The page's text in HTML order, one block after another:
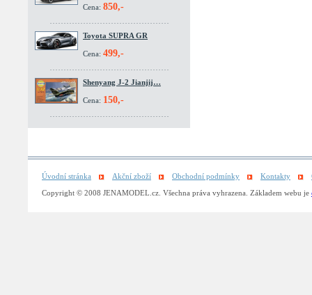
Cena: 850,-
Toyota SUPRA GR
Cena: 499,-
Shenyang J-2 Jianjij…
Cena: 150,-
Úvodní stránka Akční zboží Obchodní podmínky Kontakty
Copyright © 2008 JENAMODEL.cz. Všechna práva vyhrazena. Základem webu je